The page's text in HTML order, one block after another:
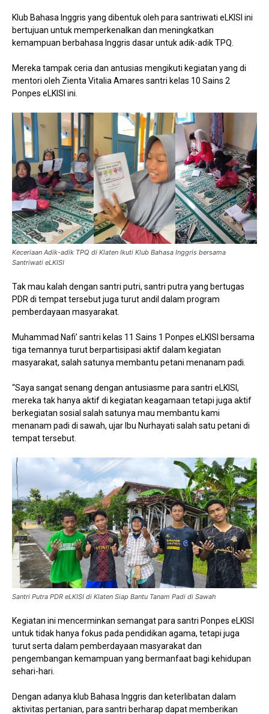
Klub Bahasa Inggris yang dibentuk oleh para santriwati eLKISI ini
bertujuan untuk memperkenalkan dan meningkatkan
kemampuan berbahasa Inggris dasar untuk adik-adik TPQ.
Mereka tampak ceria dan antusias mengikuti kegiatan yang di
mentori oleh Zienta Vitalia Amares santri kelas 10 Sains 2
Ponpes eLKISI ini.
Keceriaan Adik-adik TPQ di Klaten Ikuti Klub Bahasa Inggris bersama
Santriwati eLKISI
Tak mau kalah dengan santri putri, santri putra yang bertugas
PDR di tempat tersebut juga turut andil dalam program
pemberdayaan masyarakat.
Muhammad Nafi’ santri kelas 11 Sains 1 Ponpes eLKISI bersama
tiga temannya turut berpartisipasi aktif dalam kegiatan
masyarakat, salah satunya membantu petani menanam padi.
“Saya sangat senang dengan antusiasme para santri eLKISI,
mereka tak hanya aktif di kegiatan keagamaan tetapi juga aktif
berkegiatan sosial salah satunya mau membantu kami
menanam padi di sawah, ujar Ibu Nurhayati salah satu petani di
tempat tersebut.
Santri Putra PDR eLKISI di Klaten Siap Bantu Tanam Padi di Sawah
Kegiatan ini mencerminkan semangat para santri Ponpes eLKISI
untuk tidak hanya fokus pada pendidikan agama, tetapi juga
turut serta dalam pemberdayaan masyarakat dan
pengembangan kemampuan yang bermanfaat bagi kehidupan
sehari-hari.
Dengan adanya klub Bahasa Inggris dan keterlibatan dalam
aktivitas pertanian, para santri berharap dapat memberikan